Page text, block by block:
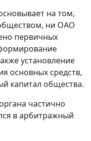
на том,
ни ОАО
первичных
установление
основных средств,
капитал общества.
частично
в арбитражный